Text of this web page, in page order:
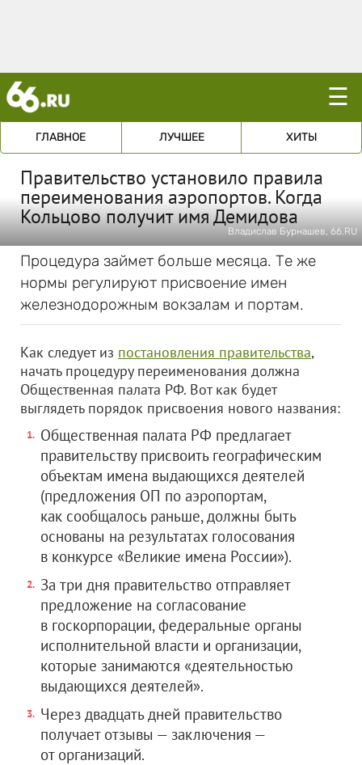
☰
ГЛАВНОЕ ЛУЧШЕЕ ХИТЫ
Правительство установило правила
переименования аэропортов. Когда
Кольцово получит имя Демидова
Владислав Бурнашев, 66.RU
Процедура займет больше месяца. Те же
нормы регулируют присвоение имен
железнодорожным вокзалам и портам.
Как следует из постановления правительства,
начать процедуру переименования должна
Общественная палата РФ. Вот как будет
выглядеть порядок присвоения нового названия:
Общественная палата РФ предлагает
правительству присвоить географическим
объектам имена выдающихся деятелей
(предложения ОП по аэропортам,
как сообщалось раньше, должны быть
основаны на результатах голосования
в конкурсе «Великие имена России»).
За три дня правительство отправляет
предложение на согласование
в госкорпорации, федеральные органы
исполнительной власти и организации,
которые занимаются «деятельностью
выдающихся деятелей».
Через двадцать дней правительство
получает отзывы — заключения —
от организаций.